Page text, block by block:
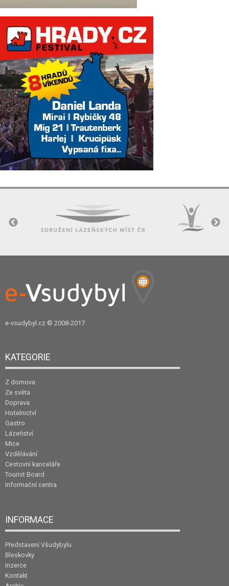
e-vsudybyl.cz © 2008-2017
KATEGORIE
Z domova
Ze světa
Doprava
Hotelnictví
Gastro
Lázeňství
Mice
Vzdělávání
Cestovní kanceláře
Tourist Board
Informační centra
INFORMACE
Představení Všudybylu
Bleskovky
Inzerce
Kontakt